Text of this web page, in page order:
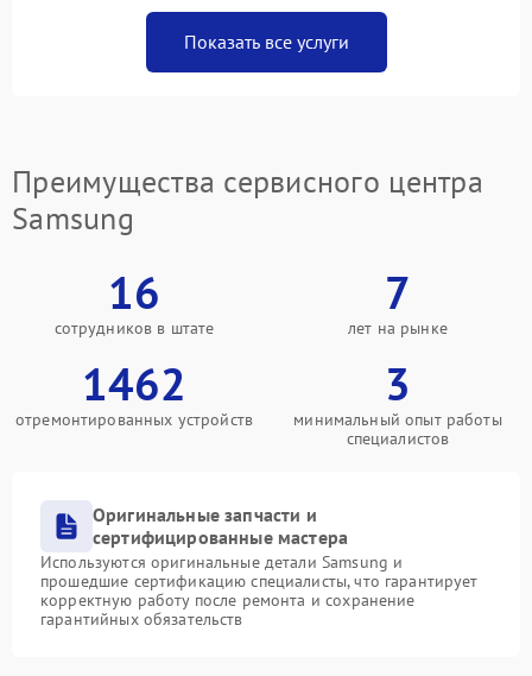
Показать все услуги
Преимущества сервисного центра
Samsung
16
сотрудников в штате
7
лет на рынке
1462
отремонтированных устройств
3
минимальный опыт работы
специалистов
Оригинальные запчасти и
сертифицированные мастера
Используются оригинальные детали Samsung и
прошедшие сертификацию специалисты, что гарантирует
корректную работу после ремонта и сохранение
гарантийных обязательств